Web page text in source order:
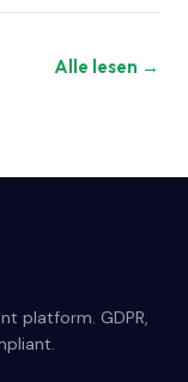
Alle lesen →
platform. GDPR,